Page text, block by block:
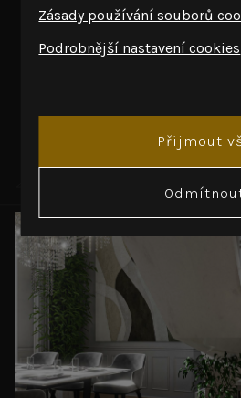
Zásady používání souborů
Podrobnější nastavení cookies
Přijmout